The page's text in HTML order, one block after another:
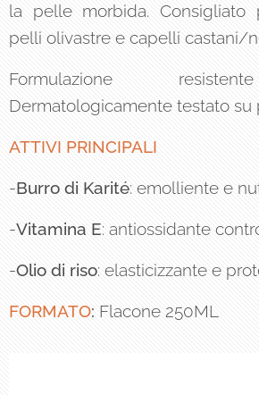
la pelle morbida. Consigliato
pelli olivastre e capelli castani/
Formulazione
Dermatologicamente testato su
ATTIVI PRINCIPALI
-Burro di Karité: emolliente e
-Vitamina E: antiossidante
-Olio di riso: elasticizzante e
FORMATO: Flacone 250ML